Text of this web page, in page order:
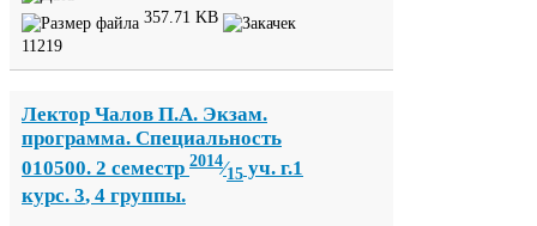
357 71 KB
11219
Лектор Чалов П.А. Экзам.
программа. Специальность
010500. 2 семестр 2014⁄15 уч. г.1
курс. 3, 4 группы.